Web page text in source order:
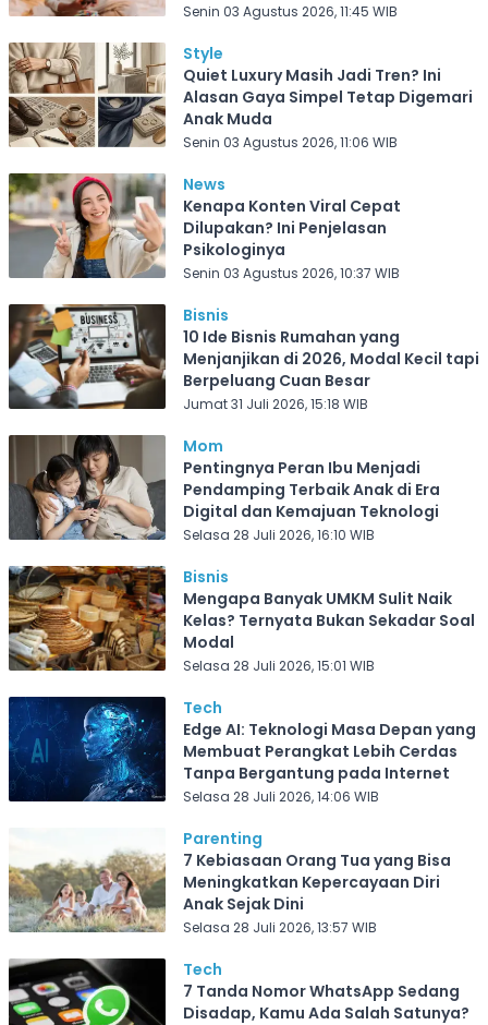
Senin 03 Agustus 2026, 11:45 WIB
Style
Quiet Luxury Masih Jadi Tren? Ini
Alasan Gaya Simpel Tetap Digemari
Anak Muda
Senin 03 Agustus 2026, 11:06 WIB
News
Kenapa Konten Viral Cepat
Dilupakan? Ini Penjelasan
Psikologinya
Senin 03 Agustus 2026, 10:37 WIB
Bisnis
10 Ide Bisnis Rumahan yang
Menjanjikan di 2026, Modal Kecil tapi
Berpeluang Cuan Besar
Jumat 31 Juli 2026, 15:18 WIB
Mom
Pentingnya Peran Ibu Menjadi
Pendamping Terbaik Anak di Era
Digital dan Kemajuan Teknologi
Selasa 28 Juli 2026, 16:10 WIB
Bisnis
Mengapa Banyak UMKM Sulit Naik
Kelas? Ternyata Bukan Sekadar Soal
Modal
Selasa 28 Juli 2026, 15:01 WIB
Tech
Edge AI: Teknologi Masa Depan yang
Membuat Perangkat Lebih Cerdas
Tanpa Bergantung pada Internet
Selasa 28 Juli 2026, 14:06 WIB
Parenting
7 Kebiasaan Orang Tua yang Bisa
Meningkatkan Kepercayaan Diri
Anak Sejak Dini
Selasa 28 Juli 2026, 13:57 WIB
Tech
7 Tanda Nomor WhatsApp Sedang
Disadap, Kamu Ada Salah Satunya?